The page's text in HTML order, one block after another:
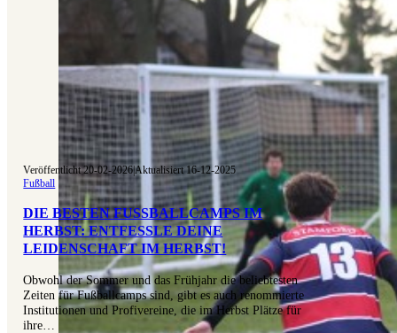
Veröffentlicht 20-02-2026|Aktualisiert 16-12-2025
Fußball
DIE BESTEN FUSSBALLCAMPS IM H
ERBST: ENTFESSLE DEINE L
EIDENSCHAFT IM HERBST!
Obwohl der Sommer und das Frühjahr die beliebtesten
Zeiten für Fußballcamps sind, gibt es auch renommierte
Institutionen und Profivereine, die im Herbst Plätze für
ihre…